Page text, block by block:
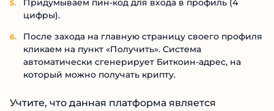
Придумываем пин-код для входа в профиль (4
цифры).
После захода на главную страницу своего профиля
кликаем на пункт «Получить». Система
автоматически сгенерирует Биткоин-адрес, на
который можно получать крипту.
Учтите, что данная платформа является